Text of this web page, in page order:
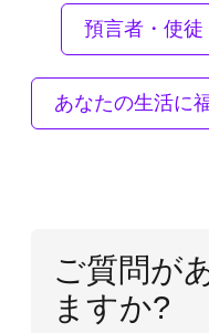
預言者・使徒
あなたの生活に
ご質問が
ますか?